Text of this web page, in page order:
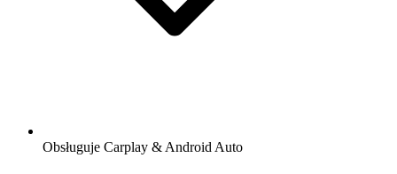
Obsługuje Carplay & Android Auto